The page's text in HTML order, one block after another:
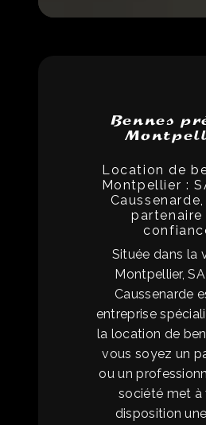
Bennes
Location de
Montpellier :
partenaire
Située dans la
Montpellier,
Caussenarde
entreprise
la location de
vous soyez un
ou un
société met à
disposition